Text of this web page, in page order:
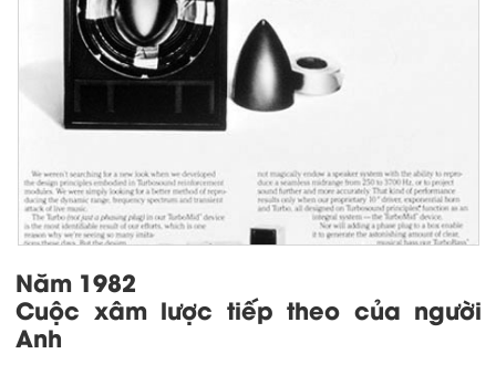
Năm 1982
Cuộc xâm lược tiếp theo của người
Anh